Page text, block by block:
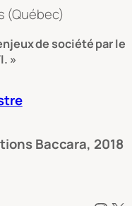
(Québec)
de société par le
»
Baccara, 2018